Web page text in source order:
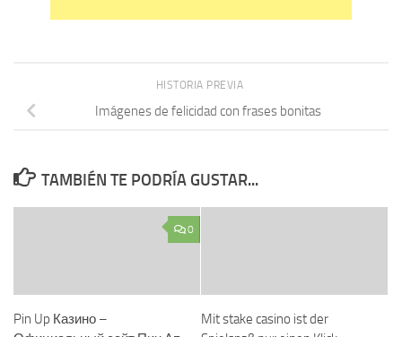
HISTORIA PREVIA
Imágenes de felicidad con frases bonitas
TAMBIÉN TE PODRÍA GUSTAR...
0
Pin Up Казино –
Mit stake casino ist der